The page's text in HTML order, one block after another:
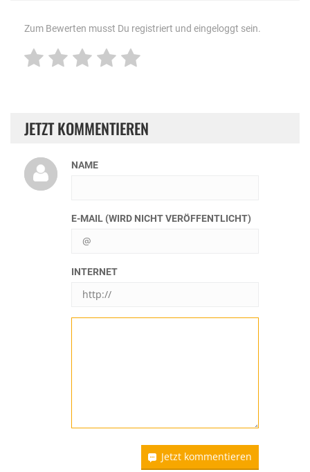
Zum Bewerten musst Du registriert und eingeloggt sein.
JETZT KOMMENTIEREN
NAME
E-MAIL (WIRD NICHT VERÖFFENTLICHT)
INTERNET
Jetzt kommentieren